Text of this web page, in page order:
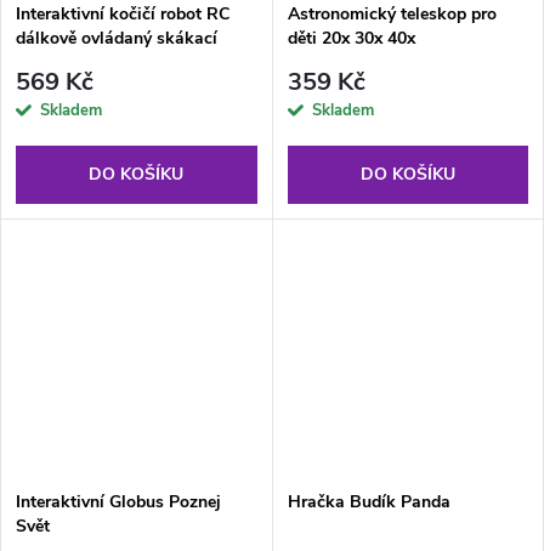
Interaktivní kočičí robot RC
dálkově ovládaný skákací
569 Kč
Skladem
DO KOŠÍKU
Astronomický teleskop pro
děti 20x 30x 40x
359 Kč
Skladem
DO KOŠÍKU
Interaktivní Globus Poznej
Svět
Hračka Budík Panda